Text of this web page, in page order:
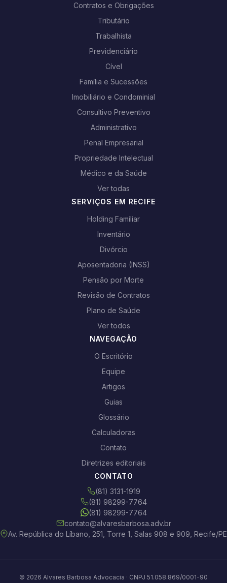
Contratos e Obrigações
Tributário
Trabalhista
Previdenciário
Cível
Família e Sucessões
Imobiliário e Condominial
Consultivo Preventivo
Administrativo
Penal Empresarial
Propriedade Intelectual
Médico e da Saúde
Ver todas
SERVIÇOS EM RECIFE
Holding Familiar
Inventário
Divórcio
Aposentadoria (INSS)
Pensão por Morte
Revisão de Contratos
Plano de Saúde
Ver todos
NAVEGAÇÃO
O Escritório
Equipe
Artigos
Guias
Glossário
Calculadoras
Contato
Diretrizes editoriais
CONTATO
(81) 3131-1919
(81) 98299-7764
(81) 98299-7764
contato@alvaresbarbosa.adv.br
Av. República do Líbano, 251, Torre 1, Salas 908 e 909, Recife/PE
© 2026 Alvares Barbosa Advocacia · CNPJ 51.058.869/0001-90